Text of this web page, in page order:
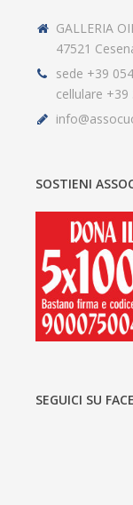
GALLERIA
47521
sede +39
cellulare
SOSTIENI
SEGUICI SU